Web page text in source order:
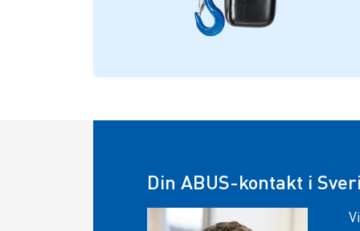
Din ABUS-kontakt i